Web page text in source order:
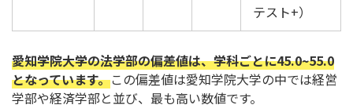
テスト+）
愛知学院大学の法学部の偏差値は、学科ごとに45.0~55.0
となっています。この偏差値は愛知学院大学の中では経営
学部や経済学部と並び、最も高い数値です。